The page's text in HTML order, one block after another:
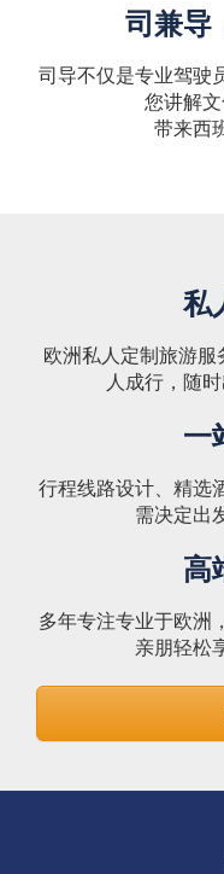
司兼导
司导不仅是专业驾驶
您讲解
带来西
私
欧洲私人定制旅游
人成行，随
一
行程线路设计、精选
需决定出
高
多年专注专业于欧洲
亲朋轻松